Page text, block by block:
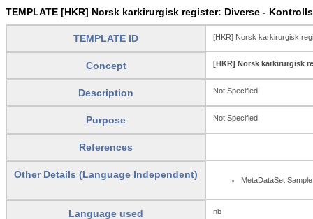
TEMPLATE [HKR] Norsk karkirurgisk register: Diverse -
TEMPLATE ID [HKR] Norsk karkirurgisk
Concept [HKR] Norsk karkirurgisk
Description Not Specified
Purpose Not Specified
References
Other Details (Language Independent)
Language used nb